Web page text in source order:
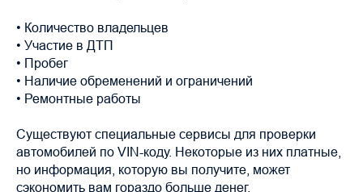
• Количество владельцев
• Участие в ДТП
• Пробег
• Наличие обременений и ограничений
• Ремонтные работы
Существуют специальные сервисы для проверки
автомобилей по VIN-коду. Некоторые из них платные,
но информация, которую вы получите, может
сэкономить вам гораздо больше денег.